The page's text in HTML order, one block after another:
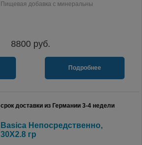
Пищевая добавка с минеральны
8800руб.
Подробнее
срок доставки из Германии 3-4 недели
Basica Непосредственно,
30X2.8 гр